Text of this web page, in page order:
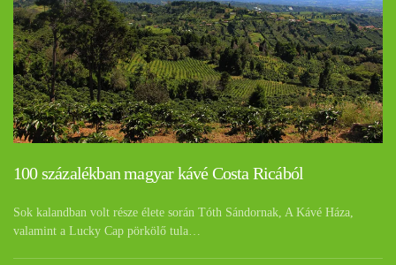
100 százalékban magyar kávé Costa Ricából
Sok kalandban volt része élete során Tóth Sándornak, A Kávé Háza,
valamint a Lucky Cap pörkölő tula…